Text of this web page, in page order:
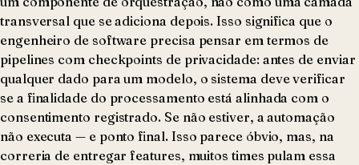
transversal que se adiciona depois. Isso significa que o
engenheiro de software precisa pensar em termos de
pipelines com checkpoints de privacidade: antes de enviar
qualquer dado para um modelo, o sistema deve verificar
se a finalidade do processamento está alinhada com o
consentimento registrado. Se não estiver, a automação
não executa — e ponto final. Isso parece óbvio, mas, na
correria de entregar features, muitos times pulam essa